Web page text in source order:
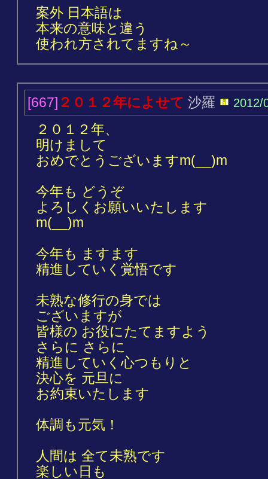
案外 日本語は
本来の意味と違う
使われ方されてますね～
[667] ２０１２年によせて 沙羅 2012/
２０１２年、
明けまして
おめでとうございますm(__)m
今年も どうぞ
よろしくお願いいたします
m(__)m
今年も ますます
精進していく覚悟です
未熟な修行の身では
ございますが
皆様の お役にたてますよう
さらに さらに
精進していく心つもりと
決心を 元旦に
お約束いたします
体調も元気！
人間は 全て未熟です
楽しい日も